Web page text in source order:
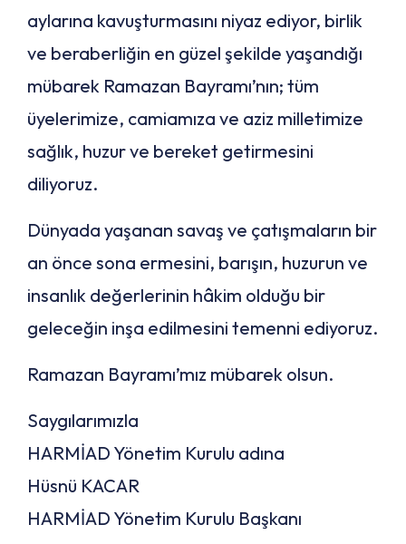
aylarına kavuşturmasını niyaz ediyor, birlik
ve beraberliğin en güzel şekilde yaşandığı
mübarek Ramazan Bayramı’nın; tüm
üyelerimize, camiamıza ve aziz milletimize
sağlık, huzur ve bereket getirmesini
diliyoruz.
Dünyada yaşanan savaş ve çatışmaların bir
an önce sona ermesini, barışın, huzurun ve
insanlık değerlerinin hâkim olduğu bir
geleceğin inşa edilmesini temenni ediyoruz.
Ramazan Bayramı’mız mübarek olsun.
Saygılarımızla
HARMİAD Yönetim Kurulu adına
Hüsnü KACAR
HARMİAD Yönetim Kurulu Başkanı